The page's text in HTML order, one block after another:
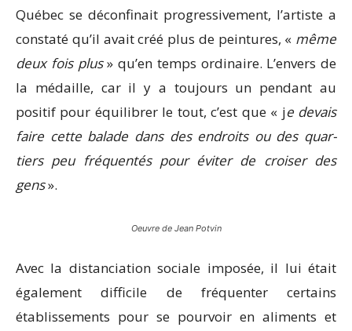
Québec se déconfinait progressivement, l’artiste a
constaté qu’il avait créé plus de peintures, « même
deux fois plus» qu’en temps ordinaire. L’envers de
la médaille, car il y a toujours un pendant au
positif pour équilibrer le tout, c’est que « je devais
faire cette balade dans des endroits ou des quar­
tiers peu fréquentés pour éviter de croiser des
gens».
Oeuvre de Jean Potvin
Avec la distanciation sociale imposée, il lui était
également difficile de fréquenter certains
établissements pour se pourvoir en aliments et